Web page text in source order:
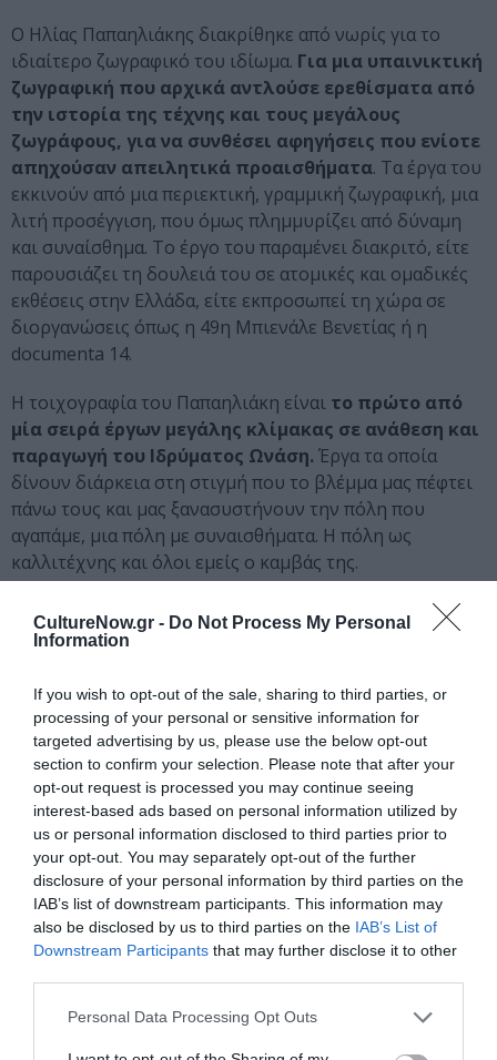
CultureNow.gr - Do Not Process My Personal
Information
If you wish to opt-out of the sale, sharing to third parties, or
processing of your personal or sensitive information for
targeted advertising by us, please use the below opt-out
section to confirm your selection. Please note that after your
opt-out request is processed you may continue seeing
interest-based ads based on personal information utilized by
us or personal information disclosed to third parties prior to
your opt-out. You may separately opt-out of the further
disclosure of your personal information by third parties on the
IAB’s list of downstream participants. This information may
also be disclosed by us to third parties on the IAB’s List of
Downstream Participants that may further disclose it to other
Personal Data Processing Opt Outs
Ο Ηλίας Παπαηλιάκης διακρίθηκε από νωρίς για το
ιδιαίτερο ζωγραφικό του ιδίωμα. Για μια υπαινικτική
ζωγραφική που αρχικά αντλούσε ερεθίσματα από
την ιστορία της τέχνης και τους μεγάλους
ζωγράφους, για να συνθέσει αφηγήσεις που ενίοτε
απηχούσαν απειλητικά προαισθήματα. Τα έργα του
εκκινούν από μια περιεκτική, γραμμική ζωγραφική, μια
λιτή προσέγγιση, που όμως πλημμυρίζει από δύναμη
και συναίσθημα. Το έργο του παραμένει διακριτό, είτε
παρουσιάζει τη δουλειά του σε ατομικές και ομαδικές
εκθέσεις στην Ελλάδα, είτε εκπροσωπεί τη χώρα σε
διοργανώσεις όπως η 49η Μπιενάλε Βενετίας ή η
documenta 14.
Η τοιχογραφία του Παπαηλιάκη είναι το πρώτο από
μία σειρά έργων μεγάλης κλίμακας σε ανάθεση και
παραγωγή του Ιδρύματος Ωνάση. Έργα τα οποία
δίνουν διάρκεια στη στιγμή που το βλέμμα μας πέφτει
πάνω τους και μας ξανασυστήνουν την πόλη που
αγαπάμε, μια πόλη με συναισθήματα. Η πόλη ως
καλλιτέχνης και όλοι εμείς ο καμβάς της.
Συντελεστές
Ηλίας Παπαηλιάκης
επιμελητής εκθέσεων και δράσεων του ΟΠΑΝΔΑ
Project Manager Ιδρύματος Ωνάση: Μαρία
Βασαριώτου
Εκτέλεση Παραγωγής:UrbanAct
Υλοποίηση:Life In Colour
Ανάθεση & Παραγωγή:Ίδρυμα Ωνάση
Σε συνεργασία με τον Οργανισμό Πολιτισμού,
Αθλητισμού και Νεολαίας του Δήμου Αθηναίων
(ΟΠΑΝΔΑ).
θεωρητικά αντικείμενα: Έργα 2017-2020»
, στη
Δημοτική Πινακοθήκη, που παρουσιάζει ο Οργανισμός